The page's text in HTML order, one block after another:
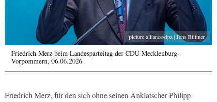
picture alliance/dpa | Jens Büttner
Friedrich Merz beim Landesparteitag der CDU Mecklenburg-
Vorpommern, 06.06.2026
Friedrich Merz, für den sich ohne seinen Anklatscher Philipp